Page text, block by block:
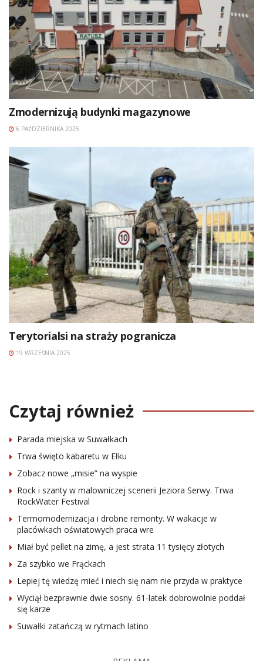
Zmodernizują budynki magazynowe
6 PAŹDZIERNIKA 2025
Terytorialsi na straży pogranicza
19 WRZEŚNIA 2025
Czytaj również
Parada miejska w Suwałkach
Trwa święto kabaretu w Ełku
Zobacz nowe „misie” na wyspie
Rock i szanty w malowniczej scenerii Jeziora Serwy. Trwa
RockWater Festival
Termomodernizacja i drobne remonty. W wakacje w
placówkach oświatowych praca wre
Miał być pellet na zimę, a jest strata 11 tysięcy złotych
Za szybko we Frąckach
Lepiej tę wiedzę mieć i niech się nam nie przyda w praktyce
Wyciął bezprawnie dwie sosny. 61-latek dobrowolnie poddał
się karze
Suwałki zatańczą w rytmach latino